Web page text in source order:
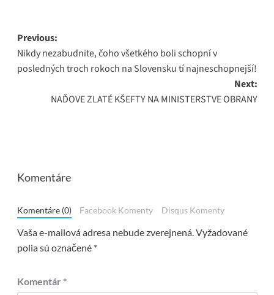
Post
navigation
Previous:
Nikdy nezabudnite, čoho všetkého boli schopní v
posledných troch rokoch na Slovensku tí najneschopnejší!
Next:
NAĎOVE ZLATÉ KŠEFTY NA MINISTERSTVE OBRANY
Komentáre
Komentáre (0) Facebook Komenty Disqus Komenty
Vaša e-mailová adresa nebude zverejnená.Vyžadované
polia sú označené *
Komentár *